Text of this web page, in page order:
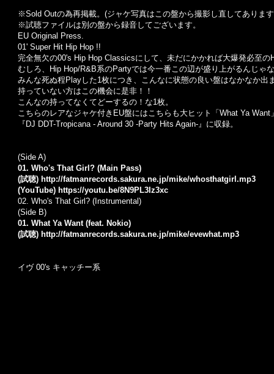
※Sold Outの為再掲載。 (ジャケ写真はこの盤から撮影し直してありま
※試聴ファイルは別の盤から録音してございます。
EU Original Press.
01' Super Hit Hip Hop !!
完全無欠の00's Hip Hop Classicsにして、未だにかかれば大爆発必至
むしろ、Hip Hop/R&B系のPartyでは今一番この辺が盛り上がるんじゃ
みんな死ぬ程Playした1枚につき、こんなに状態の良い盤はなかなか出
持っていない方はこの機会に是非！！
こんなの持ってなくてどーするの！な1枚。
こちらのレアなジャケ付きEU盤にはこちらも大ヒット「What Ya Want
『DJ DDT-Tropicana - Around 30 -Party Hits Again-』に収録。
(Side A)
01. Who's That Girl? (Main Pass)
(試聴) http://fatmanrecords.sakura.ne.jp/mike/whosthatgirl.mp3
(YouTube) https://youtu.be/8N9PL3Iz3xc
02. Who's That Girl? (Instrumental)
(Side B)
01. What Ya Want (feat. Nokio)
(試聴) http://fatmanrecords.sakura.ne.jp/mike/evewhat.mp3
イヴ 00's キャッチー系